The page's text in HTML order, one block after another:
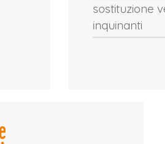
sostituzione
inquinanti